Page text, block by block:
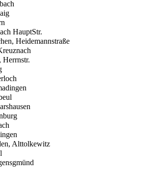
HauptStr.
Heidemannstraße
Herrnstr.
Alttolkewitz